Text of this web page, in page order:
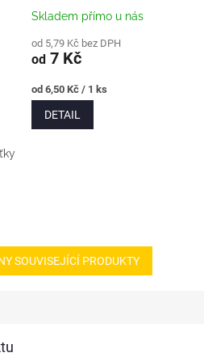
Skladem přímo u nás
od 5,79 Kč bez DPH
od 7 Kč
Měrná
cena:
od 6,50 Kč / 1 ks
DETAIL
SOUVISEJÍCÍ PRODUKTY